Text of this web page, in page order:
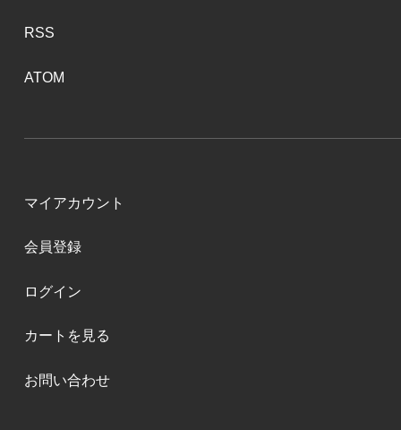
RSS
ATOM
マイアカウント
会員登録
ログイン
カートを見る
お問い合わせ